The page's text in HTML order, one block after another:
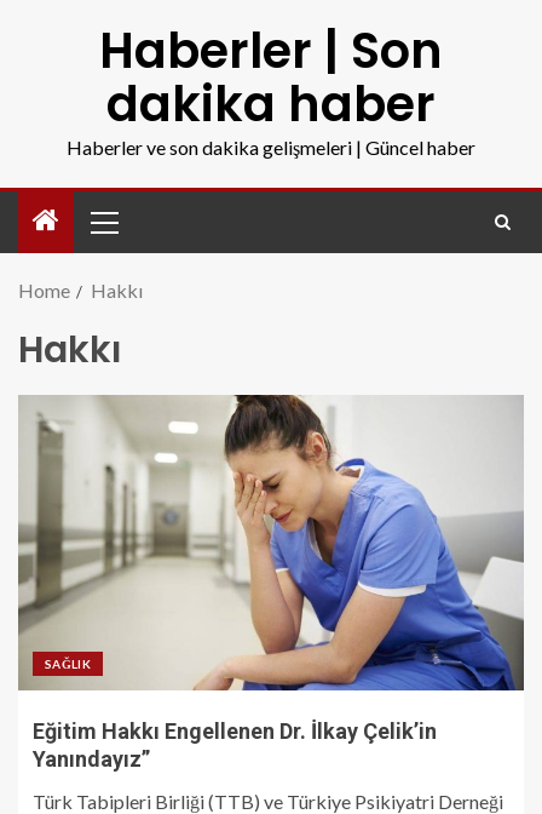
Haberler | Son
dakika haber
Haberler ve son dakika gelişmeleri | Güncel haber
Home Hakkı
Hakkı
SAĞLIK
Eğitim Hakkı Engellenen Dr. İlkay Çelik’in
Yanındayız”
Türk Tabipleri Birliği (TTB) ve Türkiye Psikiyatri Derneği